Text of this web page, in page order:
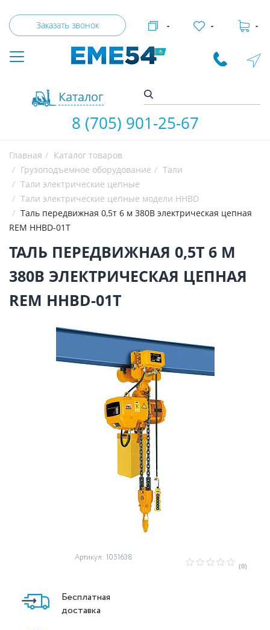
Заказать звонок
Каталог
- - -
8 (705) 901-25-67
Главная
Каталог товаров
Грузоподъемное оборудование
Тали
Тали электрические цепные
Тали электрические цепные модели HHBD
Таль передвижная 0,5т 6 м 380В электрическая цепная
REM HHBD-01T
ТАЛЬ ПЕРЕДВИЖНАЯ 0,5Т 6 М
380В ЭЛЕКТРИЧЕСКАЯ ЦЕПНАЯ
REM HHBD-01T
Артикул: 1051638
(0)
Бесплатная
доставка